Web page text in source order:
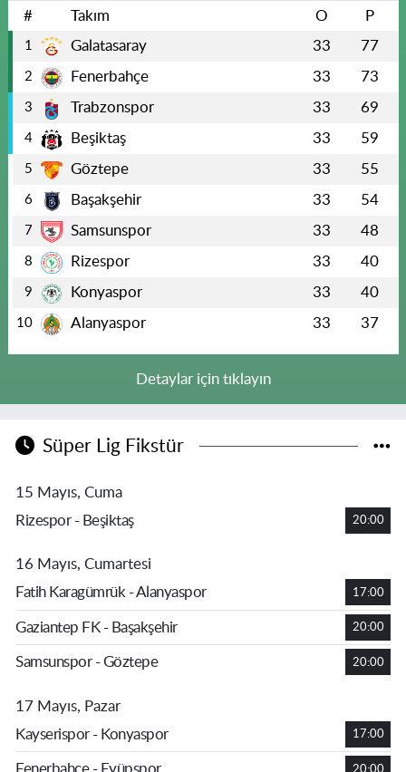
# Takım O P
1 Galatasaray 33 77
2 Fenerbahçe 33 73
3 Trabzonspor 33 69
4 Beşiktaş 33 59
5 Göztepe 33 55
6 Başakşehir 33 54
7 Samsunspor 33 48
8 Rizespor 33 40
9 Konyaspor 33 40
10 Alanyaspor 33 37
Detaylar için tıklayın
Süper Lig Fikstür
15 Mayıs, Cuma
Rizespor - Beşiktaş
20:00
16 Mayıs, Cumartesi
Fatih Karagümrük - Alanyaspor
17:00
Gaziantep FK - Başakşehir 20:00
Samsunspor - Göztepe 20:00
17 Mayıs, Pazar
Kayserispor - Konyaspor
17:00
20:00